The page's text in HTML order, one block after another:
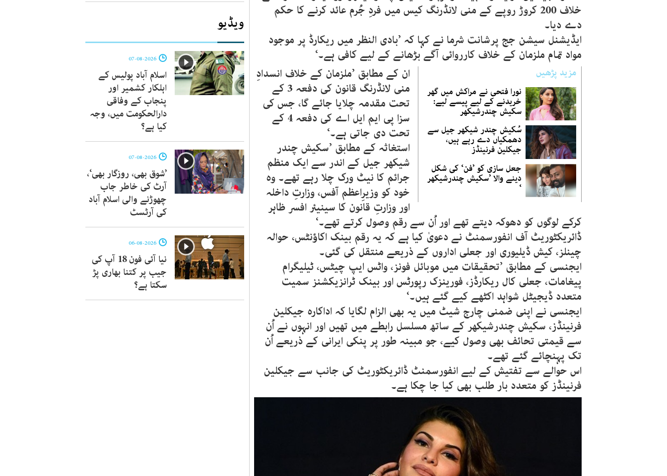
خلاف 200 کروڑ روپے کے منی لانڈرنگ کیس میں فردِ جُرم عائد کرنے کا حکم
دے دیا۔
ایڈیشنل سیشن جج پرشانت شرما نے کہا کہ ’بادی النظر میں ریکارڈ پر موجود
مواد تمام ملزمان کے خلاف کارروائی آگے بڑھانے کے لیے کافی ہے۔‘
مزید پڑھیں
نورا فتحی نے مراکش میں گھر
خریدنے کے لیے پیسے لیے:
سکیش چندرشیکھر
سُکیش چندر شیکھر جیل سے
دھمکیاں دے رہے ہیں،
جیکلین فرنینڈز
جعل سازی کو ’فن‘ کی شکل
دینے والا ’سکیش چندرشیکھر
‘
ان کے مطابق ’ملزمان کے خلاف انسدادِ
منی لانڈرنگ قانون کی دفعہ 3 کے
تحت مقدمہ چلایا جائے گا، جس کی
سزا پی ایم ایل اے کی دفعہ 4 کے
تحت دی جاتی ہے۔‘
استغاثہ کے مطابق ’سکیش چندر
شیکھر جیل کے اندر سے ایک منظم
جرائم کا نیٹ ورک چلا رہے تھے۔ وہ
خود کو وزیرِاعظم آفس، وزارتِ داخلہ
اور وزارتِ قانون کا سینیئر افسر ظاہر
کرکے لوگوں کو دھوکہ دیتے تھے اور اُن سے رقم وصول کرتے تھے۔‘
ڈائریکٹوریٹ آف انفورسمنٹ نے دعویٰ کیا ہے کہ یہ رقم بینک اکاؤنٹس، حوالہ
چینلز، کیش ڈیلیوری اور جعلی اداروں کے ذریعے منتقل کی گئی۔
ایجنسی کے مطابق ’تحقیقات میں موبائل فونز، واٹس ایپ چیٹس، ٹیلیگرام
پیغامات، جعلی کال ریکارڈز، فورینزک رپورٹس اور بینک ٹرانزیکشنز سمیت
متعدد ڈیجیٹل شواہد اکٹھے کیے گئے ہیں۔‘
ایجنسی نے اپنی ضمنی چارج شیٹ میں یہ بھی الزام لگایا کہ اداکارہ جیکلین
فرنینڈز، سکیش چندرشیکھر کے ساتھ مسلسل رابطے میں تھیں اور انہوں نے اُن
سے قیمتی تحائف بھی وصول کیے، جو مبینہ طور پر پنکی ایرانی کے ذریعے اُن
تک پہنچائے گئے تھے۔
اس حوالے سے تفتیش کے لیے انفورسمنٹ ڈائریکٹوریٹ کی جانب سے جیکلین
فرنینڈز کو متعدد بار طلب بھی کیا جا چکا ہے۔
ویڈیو
اسلام آباد پولیس کے
اہلکار کشمیر اور
پنجاب کے وفاقی
دارالحکومت میں، وجہ
کیا ہے؟
’شوق بھی، روزگار بھی‘،
آرٹ کی خاطر جاب
چھوڑنے والی اسلام آباد
کی آرٹسٹ
نیا آئی فون 18 آپ کی
جیب پر کتنا بھاری پڑ
سکتا ہے؟